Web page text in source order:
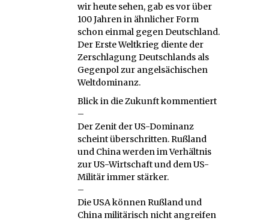
wir heute sehen, gab es vor über
100 Jahren in ähnlicher Form
schon einmal gegen Deutschland.
Der Erste Weltkrieg diente der
Zerschlagung Deutschlands als
Gegenpol zur angelsächischen
Weltdominanz.
Blick in die Zukunft kommentiert
–
Der Zenit der US-Dominanz
scheint überschritten. Rußland
und China werden im Verhältnis
zur US-Wirtschaft und dem US-
Militär immer stärker.
–
Die USA können Rußland und
China militärisch nicht angreifen